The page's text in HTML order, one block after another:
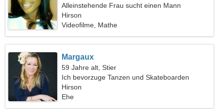
Alleinstehende Frau sucht einen Mann
Hirson
Videofilme, Mathe
Margaux
59 Jahre alt, Stier
Ich bevorzuge Tanzen und Skateboarden
Hirson
Ehe